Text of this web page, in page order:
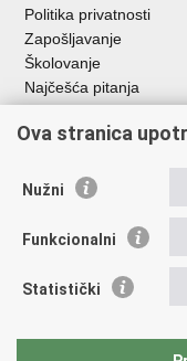
Politika privatnosti
Zapošljavanje
Školovanje
Najčešća pitanja
Važne
EMN Nacionalna
Policijska akademija
Zaklada policijske
Udruge
Ova stranica
Nužni
Funkcionalni
Statistički